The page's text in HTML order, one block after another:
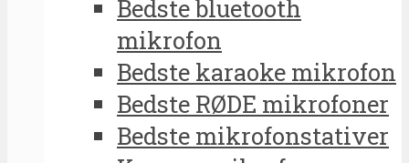
Bedste bluetooth
mikrofon
Bedste karaoke mikrofon
Bedste RØDE mikrofoner
Bedste mikrofonstativer